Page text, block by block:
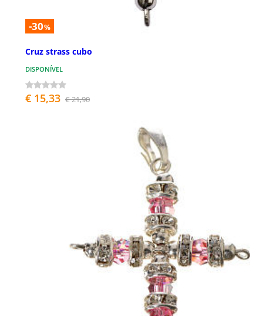
-30%
Cruz strass cubo
DISPONÍVEL
€ 15,33 € 21,90